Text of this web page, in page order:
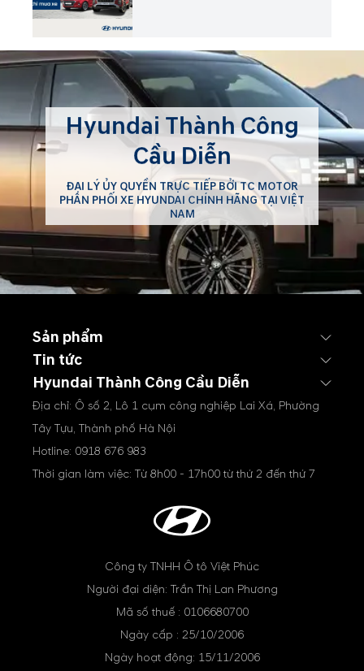
Hyundai Thành Công
Cầu Diễn
ĐẠI LÝ ỦY QUYỀN TRỰC TIẾP BỞI TC MOTOR
PHÂN PHỐI XE HYUNDAI CHÍNH HÃNG TẠI VIỆT
NAM
Sản phẩm
Tin tức
Hyundai Thành Công Cầu Diễn
Địa chỉ: Ô số 2, Lô 1 cụm công nghiệp Lai Xá, Phường
Tây Tựu, Thành phố Hà Nội
Hotline: 0918 676 983
Thời gian làm việc: Từ 8h00 - 17h00 từ thứ 2 đến thứ 7
Công ty TNHH Ô tô Việt Phúc
Người đại diện: Trần Thị Lan Phương
Mã số thuế : 0106680700
Ngày cấp : 25/10/2006
Ngày hoạt động: 15/11/2006